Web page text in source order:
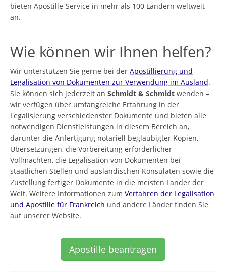
bieten Apostille-Service in mehr als 100 Ländern weltweit
an.
Wie können wir Ihnen helfen?
Wir unterstützen Sie gerne bei der Apostillierung und
Legalisation von Dokumenten zur Verwendung im Ausland.
Sie können sich jederzeit an Schmidt & Schmidt wenden –
wir verfügen über umfangreiche Erfahrung in der
Legalisierung verschiedenster Dokumente und bieten alle
notwendigen Dienstleistungen in diesem Bereich an,
darunter die Anfertigung notariell beglaubigter Kopien,
Übersetzungen, die Vorbereitung erforderlicher
Vollmachten, die Legalisation von Dokumenten bei
staatlichen Stellen und ausländischen Konsulaten sowie die
Zustellung fertiger Dokumente in die meisten Länder der
Welt. Weitere Informationen zum Verfahren der Legalisation
und Apostille für Frankreich und andere Länder finden Sie
auf unserer Website.
Apostille beantragen